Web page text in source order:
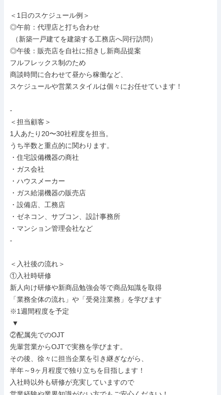
＜1日のスケジュール例＞
◎午前：代理店と打ち合わせ
◎午後：販売店を自社に招きし新商品提案
フルフレックス制のため
商談時間に合わせて昼から稼働など、
スケジュールや営業スタイルは個々にお任せています！
-
＜担当顧客＞
1人あたり20〜30社程度を担当。
うち半数と重点的に関わります。
・住宅設備機器の商社
・ガス会社
・ハウスメーカー
・ガス給湯機器の販売店
・設備店、工務店
・ゼネコン、サブコン、設計事務所
・マンション管理会社など
-
＜入社後の流れ＞
①入社時研修
新人向け研修や新商品勉強会等で商品知識を取得
「業務全体の流れ」や「受発注業務」を学びます
※1週間程度を予定
②配属先でのOJT
先輩営業からOJTで実務を学びます。
その後、徐々に担当企業を引き継ぎながら、
半年～9ヶ月程度で独り立ちを目指します！
入社時以外も研修が充実していますので